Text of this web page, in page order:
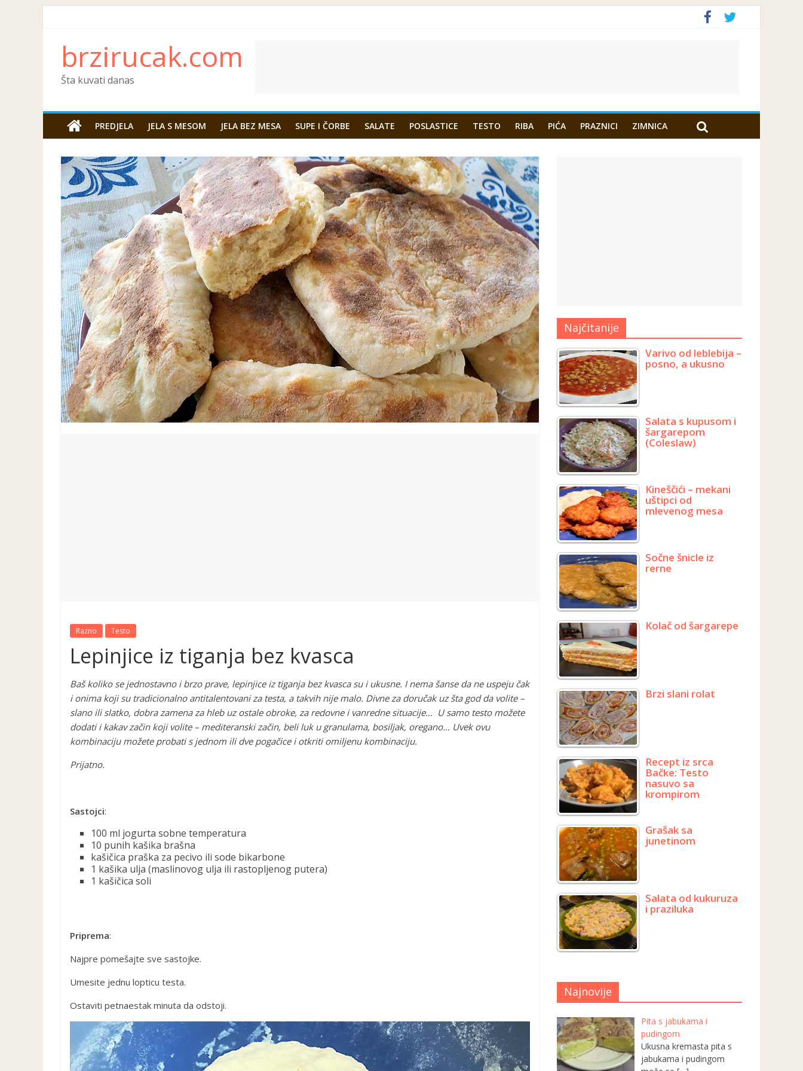
brzirucak.com
Šta kuvati danas
PREDJELA JELA S MESOM JELA BEZ MESA SUPE I ČORBE SALATE POSLASTICE TESTO RIBA PIĆA PRAZNICI ZIMNICA
Razno Testo
Lepinjice iz tiganja bez kvasca
Baš koliko se jednostavno i brzo prave, lepinjice iz tiganja bez kvasca su i ukusne. I nema šanse da ne uspeju čak
i onima koji su tradicionalno antitalentovani za testa, a takvih nije malo. Divne za doručak uz šta god da volite –
slano ili slatko, dobra zamena za hleb uz ostale obroke, za redovne i vanredne situacije… U samo testo možete
dodati i kakav začin koji volite – mediteranski začin, beli luk u granulama, bosiljak, oregano… Uvek ovu
kombinaciju možete probati s jednom ili dve pogačice i otkriti omiljenu kombinaciju.
Prijatno.
Sastojci:
100 ml jogurta sobne temperatura
10 punih kašika brašna
kašičica praška za pecivo ili sode bikarbone
1 kašika ulja (maslinovog ulja ili rastopljenog putera)
1 kašičica soli
Priprema:
Najpre pomešajte sve sastojke.
Umesite jednu lopticu testa.
Ostaviti petnaestak minuta da odstoji.
Najčitanije
Varivo od leblebija –
posno, a ukusno
Salata s kupusom i
šargarepom
(Coleslaw)
Kineščići – mekani
uštipci od
mlevenog mesa
Sočne šnicle iz
rerne
Kolač od šargarepe
Brzi slani rolat
Recept iz srca
Bačke: Testo
nasuvo sa
krompirom
Grašak sa
junetinom
Salata od kukuruza
i praziluka
Najnovije
Pita s jabukama i
pudingom
Ukusna kremasta pita s
jabukama i pudingom